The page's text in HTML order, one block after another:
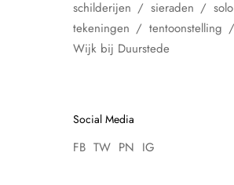
schilderijen
sieraden
solo
tekeningen
tentoonstelling
Wijk bij Duurstede
Social Media
FB TW PN IG